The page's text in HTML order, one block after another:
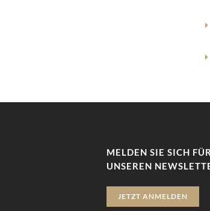
MELDEN SIE SICH FÜR
UNSEREN
JETZT ANMELDEN